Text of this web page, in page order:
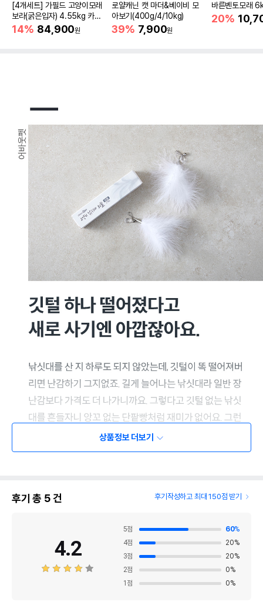
[4개세트] 가필드 고양이모래
보라(굵은입자) 4.55kg 카사
바모래
14% 84,900원
로얄캐닌 캣 마더&베이비 모
아보기(400g/4/10kg)
39% 7,900원
바른벤토모래
20%
상품정보 더보기
후기 총 5건 후기작성하고 최대 150점 받기
4.2
5점 60%
4점 20%
3점 20%
2점 0%
1 점 0%